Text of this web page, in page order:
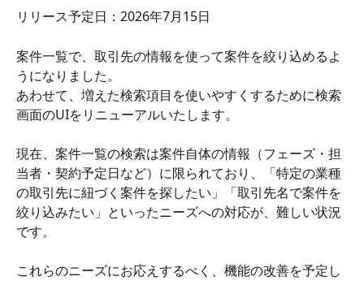
リリース予定日：2026年7月15日
案件一覧で、取引先の情報を使って案件を絞り込めるよ
うになりました。
あわせて、増えた検索項目を使いやすくするために検索
画面のUIをリニューアルいたします。
現在、案件一覧の検索は案件自体の情報（フェーズ・担
当者・契約予定日など）に限られており、「特定の業種
の取引先に紐づく案件を探したい」「取引先名で案件を
絞り込みたい」といったニーズへの対応が、難しい状況
です。
これらのニーズにお応えするべく、機能の改善を予定し